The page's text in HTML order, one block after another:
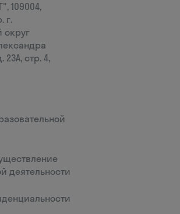
109004,
г.
округ
стр. 4,
деятельности